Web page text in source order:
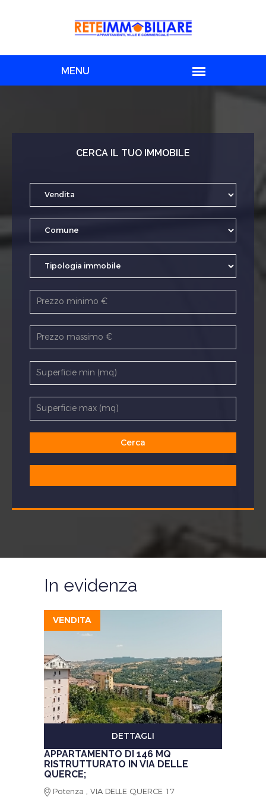
CERCA IL TUO IMMOBILE
In evidenza
VENDITA
DETTAGLI
APPARTAMENTO DI 146 MQ
RISTRUTTURATO IN VIA DELLE
QUERCE;
Potenza , VIA DELLE QUERCE 17